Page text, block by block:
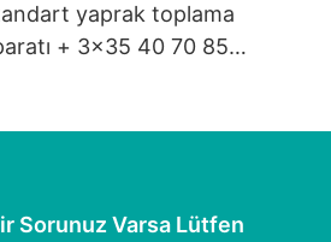
yaprak toplama
+ 3x35 40 70 85
Sorunuz Varsa Lütfen